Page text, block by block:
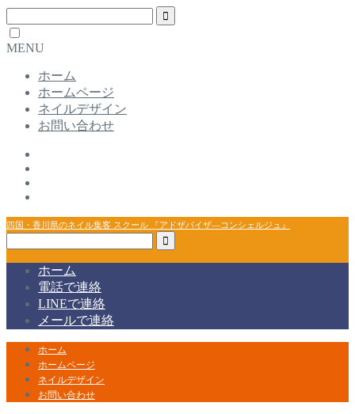
MENU
ホーム
ホームページ
ネイルデザイン
お問い合わせ
四国・香川県のネイル集客 スクール 『アドザバイザ―コンシェルジュ』
ホーム
電話で連絡
LINEで連絡
メールで連絡
ホーム
ホームページ
ネイルデザイン
お問い合わせ